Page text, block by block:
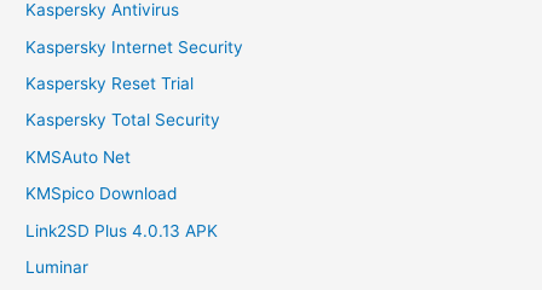
Kaspersky Antivirus
Kaspersky Internet Security
Kaspersky Reset Trial
Kaspersky Total Security
KMSAuto Net
KMSpico Download
Link2SD Plus 4.0.13 APK
Luminar